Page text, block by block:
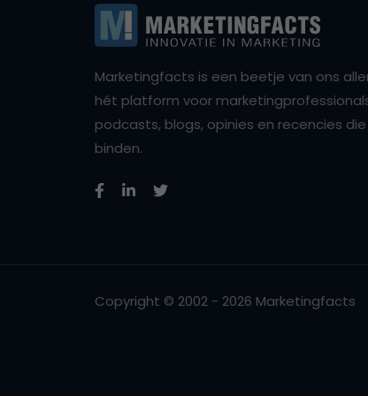
Marketingfacts is een beetje van ons
hét platform voor
podcasts, blogs, opinies en recencies
binden.
Copyright © 2002 - 2026 Marketingfacts